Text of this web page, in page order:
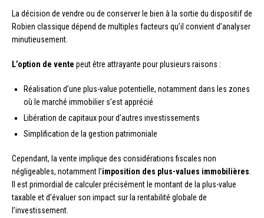
La décision de vendre ou de conserver le bien à la sortie du dispositif de
Robien classique dépend de multiples facteurs qu’il convient d’analyser
minutieusement.
L’option de vente peut être attrayante pour plusieurs raisons :
Réalisation d’une plus-value potentielle, notamment dans les zones
où le marché immobilier s’est apprécié
Libération de capitaux pour d’autres investissements
Simplification de la gestion patrimoniale
Cependant, la vente implique des considérations fiscales non
négligeables, notamment l’imposition des plus-values immobilières
Il est primordial de calculer précisément le montant de la plus-value
taxable et d’évaluer son impact sur la rentabilité globale de
l’investissement.